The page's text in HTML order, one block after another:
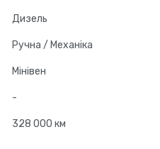
Дизель
Ручна / Механіка
Мінівен
-
328 000 км